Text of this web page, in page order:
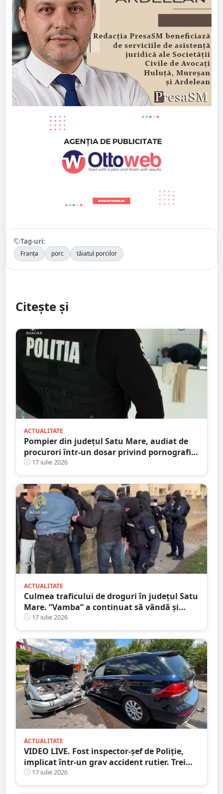
Tag-uri:
Franța porc tăiatul porcilor
Citește și
ACTUALITATE
Pompier din județul Satu Mare, audiat de
procurori într-un dosar privind pornografia
infantilă
17 iulie 2026
ACTUALITATE
Culmea traficului de droguri în județul Satu
Mare. ”Vamba” a continuat să vândă și
după ce a fost prins
17 iulie 2026
ACTUALITATE
VIDEO LIVE. Fost inspector-șef de Poliție,
implicat într-un grav accident rutier. Trei
persoane au ajuns la spital
17 iulie 2026